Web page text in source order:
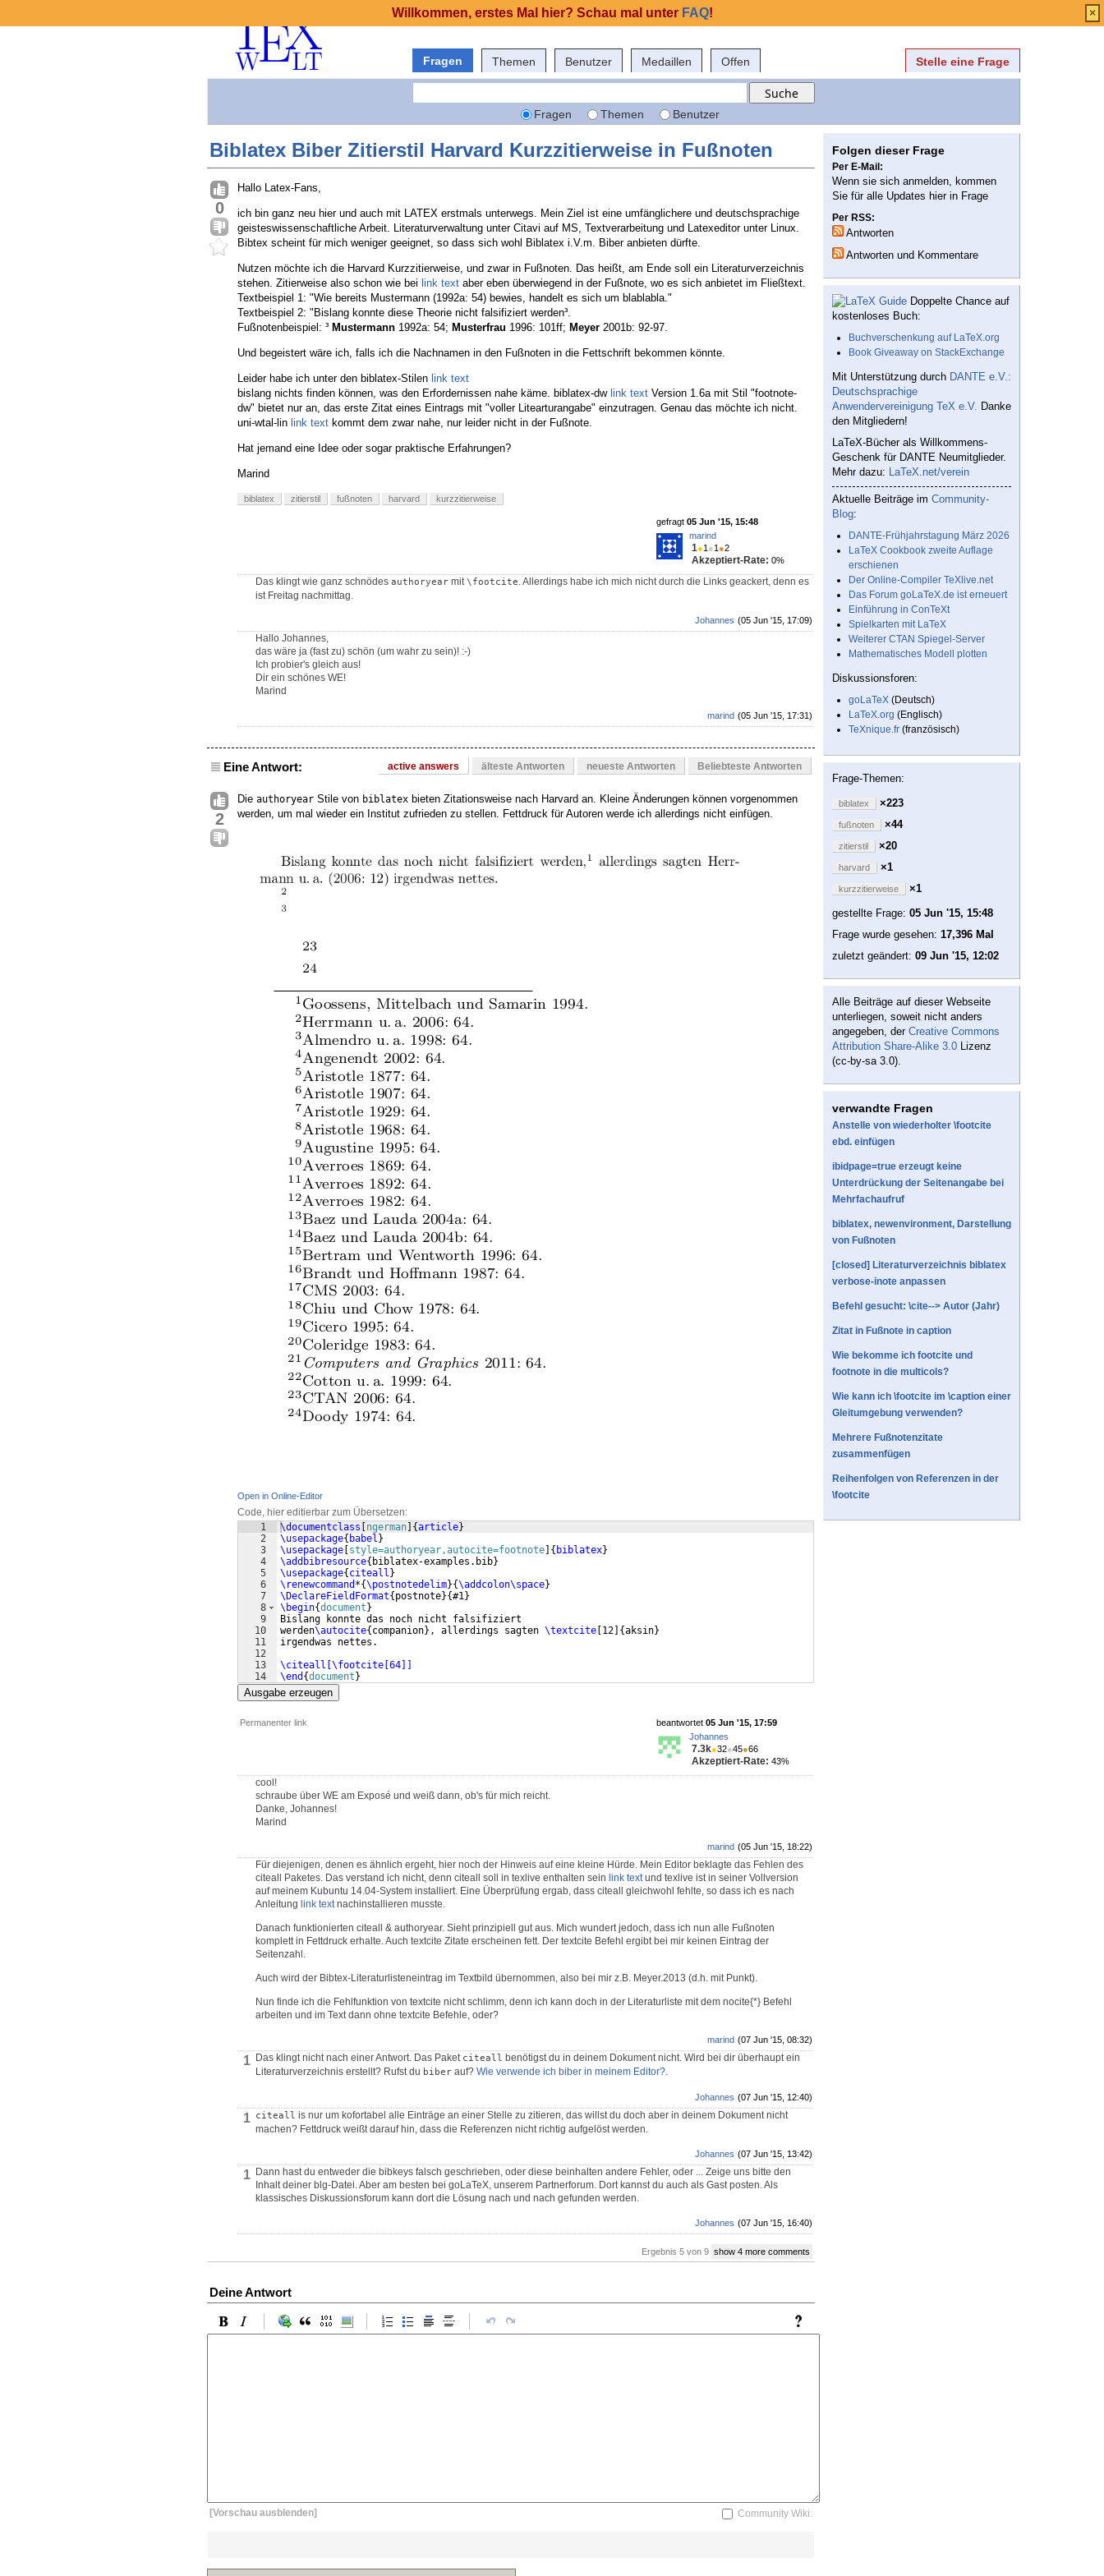
Fragen Themen Benutzer Medaillen Offen Stelle eine Frage
Fragen Themen Benutzer
Biblatex Biber Zitierstil Harvard Kurzzitierweise in Fußnoten
0
Hallo Latex-Fans,
ich bin ganz neu hier und auch mit LATEX erstmals unterwegs. Mein Ziel ist eine umfänglichere und deutschsprachige
geisteswissenschaftliche Arbeit. Literaturverwaltung unter Citavi auf MS, Textverarbeitung und Latexeditor unter Linux.
Bibtex scheint für mich weniger geeignet, so dass sich wohl Biblatex i.V.m. Biber anbieten dürfte.
Nutzen möchte ich die Harvard Kurzzitierweise, und zwar in Fußnoten. Das heißt, am Ende soll ein Literaturverzeichnis
stehen. Zitierweise also schon wie bei link text aber eben überwiegend in der Fußnote, wo es sich anbietet im Fließtext.
Textbeispiel 1: "Wie bereits Mustermann (1992a: 54) bewies, handelt es sich um blablabla."
Textbeispiel 2: "Bislang konnte diese Theorie nicht falsifiziert werden³.
Fußnotenbeispiel: ³ Mustermann 1992a: 54; Musterfrau 1996: 101ff; Meyer 2001b: 92-97.
Und begeistert wäre ich, falls ich die Nachnamen in den Fußnoten in die Fettschrift bekommen könnte.
Leider habe ich unter den biblatex-Stilen link text
bislang nichts finden können, was den Erfordernissen nahe käme. biblatex-dw link text Version 1.6a mit Stil "footnote-
dw" bietet nur an, das erste Zitat eines Eintrags mit "voller Litearturangabe" einzutragen. Genau das möchte ich nicht.
uni-wtal-lin link text kommt dem zwar nahe, nur leider nicht in der Fußnote.
Hat jemand eine Idee oder sogar praktische Erfahrungen?
Marind
biblatex zitierstil fußnoten harvard kurzzitierweise
gefragt 05 Jun '15, 15:48
marind
1●1 ●1 ●2
Akzeptiert-Rate: 0%
Das klingt wie ganz schnödes authoryear mit\footcite. Allerdings habe ich mich nicht durch die Links geackert, denn es
ist Freitag nachmittag.
(05 Jun '15, 17:09)
Johannes
Hallo Johannes,
das wäre ja (fast zu) schön (um wahr zu sein)! :-)
Ich probier's gleich aus!
Dir ein schönes WE!
Marind
(05 Jun '15, 17:31)
marind
Eine Antwort: active answers älteste Antworten neueste Antworten Beliebteste Antworten
2
Die authoryear Stile von biblatex bieten Zitationsweise nach Harvard an. Kleine Änderungen können vorgenommen
werden, um mal wieder ein Institut zufrieden zu stellen. Fettdruck für Autoren werde ich allerdings nicht einfügen.
Open in Online-Editor
Code, hier editierbar zum Übersetzen:
1
2
3
4
5
6
7
8
9
10
11
12
13
14
\documentclass [ngerman] {article}
\usepackage{ babel }
\usepackage [style=authoryear,autocite=footnote] { biblatex}
\addbibresource{ biblatex-examples.bib}
\usepackage{citeall }
\renewcommand *{\postnotedelim}{\addcolon\space}
\DeclareFieldFormat{postnote}{#1 }
\begin{document}
Bislang konnte das noch nicht falsifiziert
werden\autocite{companion} , allerdings sagten \textcite [12] {aksin}
irgendwas nettes.
\citeall[\footcite[64]]
\end {document}
Ausgabe erzeugen
Permanenter link beantwortet 05 Jun '15, 17:59
Johannes
7.3k●32●45●66
Akzeptiert-Rate: 43%
cool!
schraube über WE am Exposé und weiß dann, ob's für mich reicht.
Danke, Johannes!
Marind
(05 Jun '15, 18:22)
marind
Für diejenigen, denen es ähnlich ergeht, hier noch der Hinweis auf eine kleine Hürde. Mein Editor beklagte das Fehlen des
citeall Paketes. Das verstand ich nicht, denn citeall soll in texlive enthalten sein link text und texlive ist in seiner Vollversion
auf meinem Kubuntu 14.04-System installiert. Eine Überprüfung ergab, dass citeall gleichwohl fehlte, so dass ich es nach
Anleitung link text nachinstallieren musste.
Danach funktionierten citeall & authoryear. Sieht prinzipiell gut aus. Mich wundert jedoch, dass ich nun alle Fußnoten
komplett in Fettdruck erhalte. Auch textcite Zitate erscheinen fett. Der textcite Befehl ergibt bei mir keinen Eintrag der
Seitenzahl.
Auch wird der Bibtex-Literaturlisteneintrag im Textbild übernommen, also bei mir z.B. Meyer.2013 (d.h. mit Punkt).
Nun finde ich die Fehlfunktion von textcite nicht schlimm, denn ich kann doch in der Literaturliste mit dem nocite{*} Befehl
arbeiten und im Text dann ohne textcite Befehle, oder?
(07 Jun '15, 08:32)
marind
1 Das klingt nicht nach einer Antwort. Das Paket citeall benötigst du in deinem Dokument nicht. Wird bei dir überhaupt ein
Literaturverzeichnis erstellt? Rufst du biber auf? Wie verwende ich biber in meinem Editor?
(07 Jun '15, 12:40)
Johannes
1 citeall is nur um kofortabel alle Einträge an einer Stelle zu zitieren, das willst du doch aber in deinem Dokument nicht
machen? Fettdruck weißt darauf hin, dass die Referenzen nicht richtig aufgelöst werden.
(07 Jun '15, 13:42)
Johannes
1 Dann hast du entweder die bibkeys falsch geschrieben, oder diese beinhalten andere Fehler, oder ... Zeige uns bitte den
Inhalt deiner blg-Datei. Aber am besten bei goLaTeX, unserem Partnerforum. Dort kannst du auch als Gast posten. Als
klassisches Diskussionsforum kann dort die Lösung nach und nach gefunden werden.
(07 Jun '15, 16:40)
Johannes
Ergebnis 5 von 9 show 4 more comments
Deine Antwort
[Vorschau ausblenden] Community Wiki:
Folgen dieser Frage
Per E-Mail:
Wenn sie sich anmelden, kommen
Sie für alle Updates hier in Frage
Per RSS:
Antworten
Antworten und Kommentare
Doppelte Chance auf
kostenloses Buch:
Buchverschenkung auf LaTeX.org
Book Giveaway on StackExchange
Mit Unterstützung durch DANTE e.V.:
Deutschsprachige
Anwendervereinigung TeX e.V. Danke
den Mitgliedern!
LaTeX-Bücher als Willkommens-
Geschenk für DANTE Neumitglieder.
Mehr dazu: LaTeX.net/verein
Aktuelle Beiträge im Community-
Blog:
DANTE-Frühjahrstagung März 2026
LaTeX Cookbook zweite Auflage
erschienen
Der Online-Compiler TeXlive.net
Das Forum goLaTeX.de ist erneuert
Einführung in ConTeXt
Spielkarten mit LaTeX
Weiterer CTAN Spiegel-Server
Mathematisches Modell plotten
Diskussionsforen:
goLaTeX (Deutsch)
LaTeX.org (Englisch)
TeXnique.fr (französisch)
Frage-Themen:
biblatex ×223
fußnoten ×44
zitierstil ×20
harvard ×1
kurzzitierweise
×1
gestellte Frage: 05 Jun '15, 15:48
Frage wurde gesehen: 17,396 Mal
zuletzt geändert: 09 Jun '15, 12:02
Alle Beiträge auf dieser Webseite
unterliegen, soweit nicht anders
angegeben, der Creative Commons
Attribution Share-Alike 3.0 Lizenz
(cc-by-sa 3.0).
verwandte Fragen
Anstelle von wiederholter \footcite
ebd. einfügen
ibidpage=true erzeugt keine
Unterdrückung der Seitenangabe bei
Mehrfachaufruf
biblatex, newenvironment, Darstellung
von Fußnoten
[closed] Literaturverzeichnis biblatex
verbose-inote anpassen
Befehl gesucht: \cite--> Autor (Jahr)
Zitat in Fußnote in caption
Wie bekomme ich footcite und
footnote in die multicols?
Wie kann ich \footcite im \caption einer
Gleitumgebung verwenden?
Mehrere Fußnotenzitate
zusammenfügen
Reihenfolgen von Referenzen in der
\footcite
Willkommen, erstes Mal hier? Schau mal unter FAQ! ×